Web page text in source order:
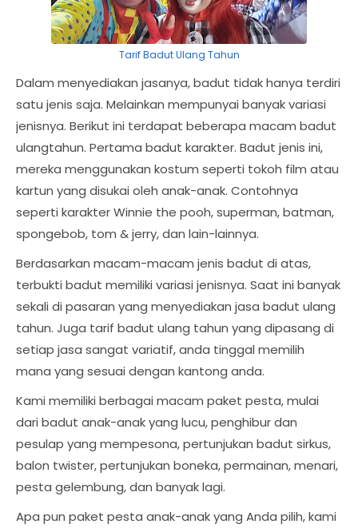
Tarif Badut Ulang Tahun
Dalam menyediakan jasanya, badut tidak hanya terdiri
satu jenis saja. Melainkan mempunyai banyak variasi
jenisnya. Berikut ini terdapat beberapa macam badut
ulangtahun. Pertama badut karakter. Badut jenis ini,
mereka menggunakan kostum seperti tokoh film atau
kartun yang disukai oleh anak-anak. Contohnya
seperti karakter Winnie the pooh, superman, batman,
spongebob, tom & jerry, dan lain-lainnya.
Berdasarkan macam-macam jenis badut di atas,
terbukti badut memiliki variasi jenisnya. Saat ini banyak
sekali di pasaran yang menyediakan jasa badut ulang
tahun. Juga tarif badut ulang tahun yang dipasang di
setiap jasa sangat variatif, anda tinggal memilih
mana yang sesuai dengan kantong anda.
Kami memiliki berbagai macam paket pesta, mulai
dari badut anak-anak yang lucu, penghibur dan
pesulap yang mempesona, pertunjukan badut sirkus,
balon twister, pertunjukan boneka, permainan, menari,
pesta gelembung, dan banyak lagi.
Apa pun paket pesta anak-anak yang Anda pilih, kami